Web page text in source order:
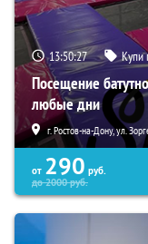
13:50:26 Купи
Посещение
любые дни
г. Ростов-на-Дону, ул.
от 290 руб.
до2000руб.